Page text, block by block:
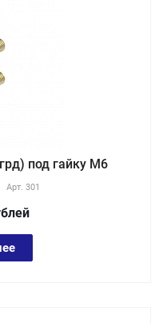
под гайку М6
Арт. 301
лей